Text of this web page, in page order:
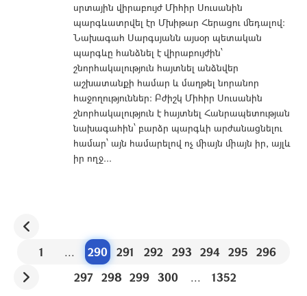
սրտային վիրաբույժ Միհիր Սուսանին
պարգևատրվել էր Մխիթար Հերացու մեդալով:
Նախագահ Սարգսյանն այսօր պետական
պարգևը հանձնել է վիրաբույժին՝
շնորհակալություն հայտնել անձնվեր
աշխատանքի համար և մաղթել նորանոր
հաջողություններ: Բժիշկ Միհիր Սուսանին
շնորհակալություն է հայտնել Հանրապետության
նախագահին՝ բարձր պարգևի արժանացնելու
համար՝ այն համարելով ոչ միայն միայն իր, այլև
իր ողջ...
1 ... 290 291 292 293 294 295
296
297 298 299 300 ... 1352